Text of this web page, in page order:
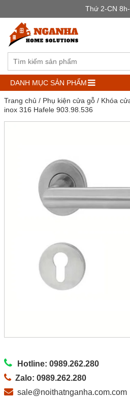
Thứ 2-CN
DANH MỤC SẢN PHẨM
Trang chủ / Phụ kiện cửa gỗ/ Khóa
inox 316 Hafele 903.98.536
Hotline: 0989.262.280
Zalo: 0989.262.280
sale@noithatnganha.com.com